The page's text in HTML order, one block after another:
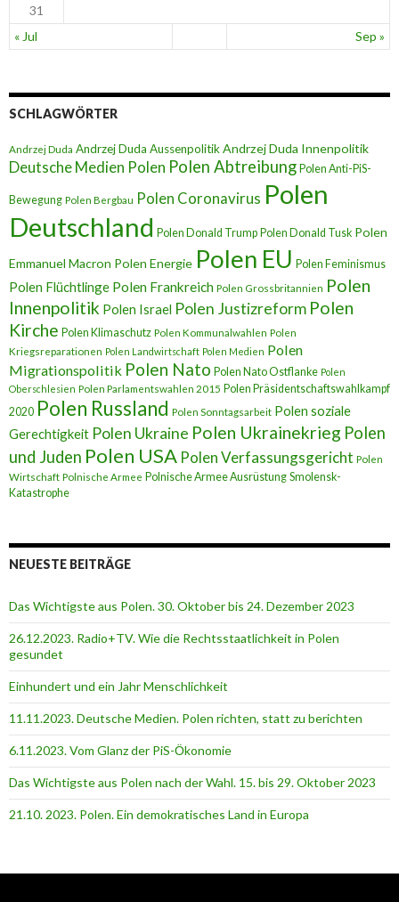
« Jul Sep »
31
SCHLAGWÖRTER
Andrzej Duda Andrzej Duda AussenpolitikAndrzej Duda Innenpolitik
Deutsche Medien Polen Polen Abtreibung Polen Anti-PiS-
Bewegung Polen Bergbau Polen Coronavirus Polen
Deutschland Polen Donald Trump Polen Donald Tusk Polen
Emmanuel Macron Polen Energie Polen EU Polen Feminismus
Polen Flüchtlinge Polen Frankreich Polen Grossbritannien Polen
Innenpolitik Polen Israel Polen Justizreform Polen
Kirche Polen Klimaschutz Polen Kommunalwahlen Polen
Kriegsreparationen Polen Landwirtschaft Polen Medien Polen
Migrationspolitik Polen Nato Polen Nato Ostflanke Polen
Oberschlesien Polen Parlamentswahlen 2015 Polen Präsidentschaftswahlkampf
2020 Polen Russland Polen Sonntagsarbeit Polen soziale
Gerechtigkeit Polen Ukraine Polen Ukrainekrieg Polen
und Juden Polen USA Polen Verfassungsgericht Polen
Wirtschaft Polnische Armee Polnische Armee Ausrüstung Smolensk-
Katastrophe
NEUESTE BEITRÄGE
Das Wichtigste aus Polen. 30. Oktober bis 24. Dezember 2023
26.12.2023. Radio+TV. Wie die Rechtsstaatlichkeit in Polen
gesundet
Einhundert und ein Jahr Menschlichkeit
11.11.2023. Deutsche Medien. Polen richten, statt zu berichten
6.11.2023. Vom Glanz der PiS-Ӧkonomie
Das Wichtigste aus Polen nach der Wahl. 15. bis 29. Oktober 2023
21.10. 2023. Polen. Ein demokratisches Land in Europa